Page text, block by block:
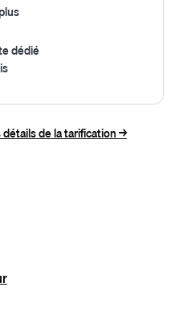
dédié
de la tarification ->